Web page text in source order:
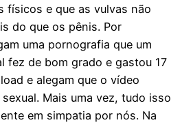
físicos e que as vulvas não
do que os pênis. Por
uma pornografia que um
fez de bom grado e gastou 17
e alegam que o vídeo
Mais uma vez, tudo isso
em simpatia por nós. Na